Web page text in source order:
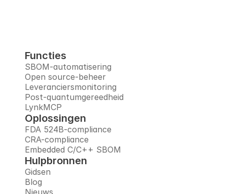
Functies
SBOM-automatisering
Open source-beheer
Leveranciersmonitoring
Post-quantumgereedheid
LynkMCP
Oplossingen
FDA 524B-compliance
CRA-compliance
Embedded C/C++ SBOM
Hulpbronnen
Gidsen
Blog
Nieuws